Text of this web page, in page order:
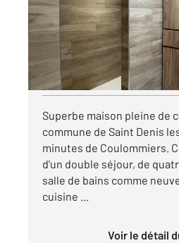
Maison à louer
1 300 €
par mois charges comprises
Visiter le site dédié
Superbe maison pleine de
commune de Saint Denis
minutes de Coulommiers.
d'un double séjour, de
salle de bains comme
cuisine ...
Voir le détail